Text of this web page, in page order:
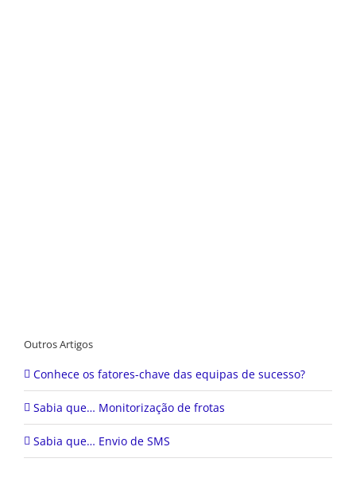
Outros Artigos
Conhece os fatores-chave das equipas de sucesso?
Sabia que… Monitorização de frotas
Sabia que… Envio de SMS